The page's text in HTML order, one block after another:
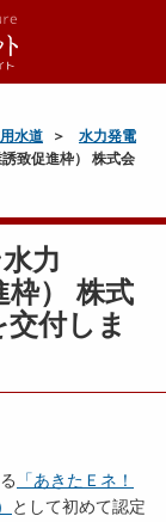
水道
水力発電
致促進枠） 株式会
力
枠） 株式
付しま
「あきたＥネ！
として初めて認定